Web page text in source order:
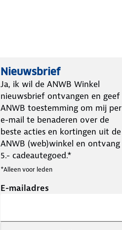
Nieuwsbrief
Ja, ik wil de ANWB Winkel
nieuwsbrief ontvangen en geef
ANWB toestemming om mij per
e-mail te benaderen over de
beste acties en kortingen uit de
ANWB (web)winkel en ontvang
5.- cadeautegoed.*
*Alleen voor leden
E-mailadres